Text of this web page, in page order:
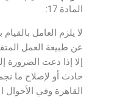
المادة 17:
لا يلزم العامل
عن طبيعة العمل
إلا إذا دعت الضرورة
حادث أو لإصلاح ما
القاهرة وفي الأحوال